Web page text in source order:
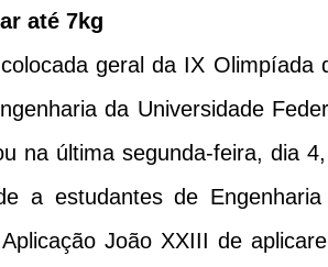
até 7kg
geral da IX Olimpíada
da Universidade
na última segunda-feira, dia
a estudantes de
João XXIII de